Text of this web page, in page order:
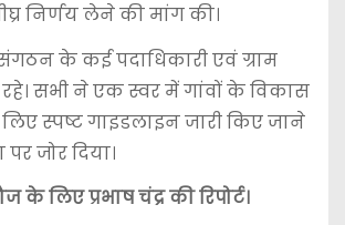
निर्णय लेने की मांग की।
के कई पदाधिकारी एवं ग्राम
रहे। सभी ने एक स्वर में गांवों के विकास
स्पष्ट गाइडलाइन जारी किए जाने
जोर दिया।
लिए प्रभाष चंद्र की रिपोर्ट।